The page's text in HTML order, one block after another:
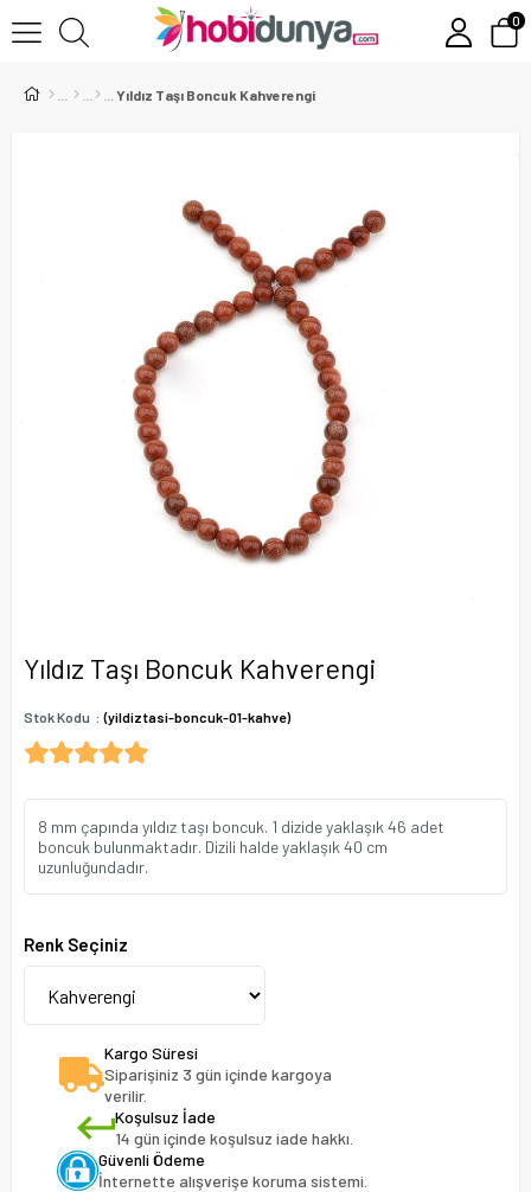
0
Yıldız Taşı Boncuk Kahverengi
Yıldız Taşı Boncuk Kahverengi
Stok Kodu (yildiztasi-boncuk-01-kahve)
8 mm çapında yıldız taşı boncuk. 1 dizide yaklaşık 46 adet
boncuk bulunmaktadır. Dizili halde yaklaşık 40 cm
uzunluğundadır.
Renk Seçiniz
Kargo Süresi
Siparişiniz 3 gün içinde kargoya
verilir.
Koşulsuz İade
14 gün içinde koşulsuz iade hakkı.
Güvenli Ödeme
İnternette alışverişe koruma sistemi.